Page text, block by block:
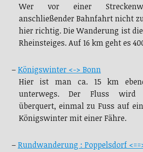
Wer vor einer
anschließender Bahnfahrt nicht
hier richtig. Die Wanderung ist
Rheinsteiges. Auf 16 km geht es
–Königswinter <-> Bonn
Hier ist man ca. 15 km
unterwegs. Der Fluss wird
überquert, einmal zu Fuss auf
Königswinter mit einer Fähre.
–Rundwanderung : Poppelsdorf